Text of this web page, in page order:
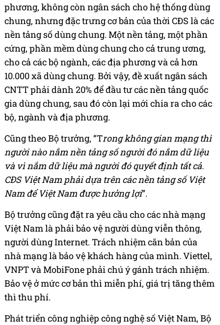
phương, không còn ngân sách cho hệ thống dùng
chung, nhưng đặc trưng cơ bản của thời CĐS là các
nền tảng số dùng chung. Một nền tảng, một phần
cứng, phần mềm dùng chung cho cả trung ương,
cho cả các bộ ngành, các địa phương và cả hơn
10.000 xã dùng chung. Bởi vậy, đề xuất ngân sách
CNTT phải dành 20% để đầu tư các nền tảng quốc
gia dùng chung, sau đó còn lại mới chia ra cho các
bộ, ngành và địa phương.
Cũng theo Bộ trưởng, “Trong không gian mạng thì
người nào nắm nền tảng số người đó nắm dữ liệu
và vì nắm dữ liệu mà người đó quyết định tất cả.
CĐS Việt Nam phải dựa trên các nền tảng số Việt
Nam để Việt Nam được hưởng lợi”.
Bộ trưởng cũng đặt ra yêu cầu cho các nhà mạng
Việt Nam là phải bảo vệ người dùng viễn thông,
người dùng Internet. Trách nhiệm căn bản của
nhà mạng là bảo vệ khách hàng của mình. Viettel,
VNPT và MobiFone phải chú ý gánh trách nhiệm.
Bảo vệ ở mức cơ bản thì miễn phí, giá trị tăng thêm
thì thu phí.
Phát triển công nghiệp công nghệ số Việt Nam, Bộ